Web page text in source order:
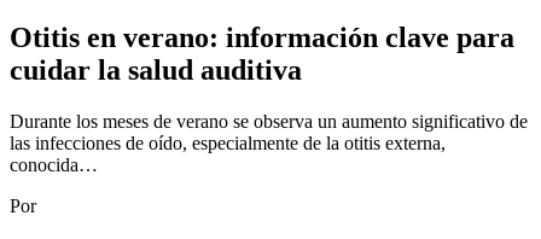
Otitis en verano: información clave para
cuidar la salud auditiva
Durante los meses de verano se observa un aumento significativo de
las infecciones de oído, especialmente de la otitis externa,
conocida…
Por